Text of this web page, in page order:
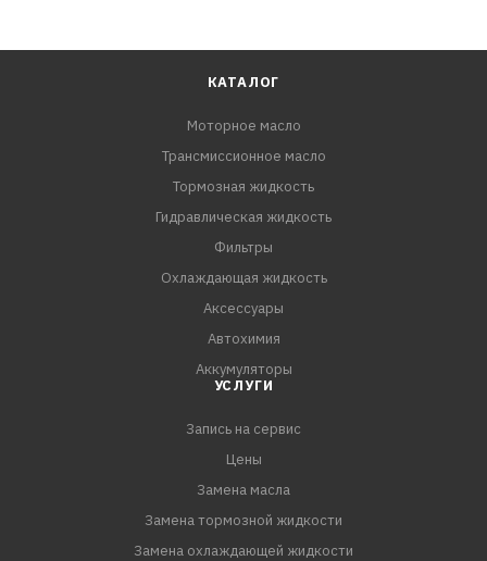
КАТАЛОГ
Моторное масло
Трансмиссионное масло
Тормозная жидкость
Гидравлическая жидкость
Фильтры
Охлаждающая жидкость
Аксессуары
Автохимия
Аккумуляторы
УСЛУГИ
Запись на сервис
Цены
Замена масла
Замена тормозной жидкости
Замена охлаждающей жидкости